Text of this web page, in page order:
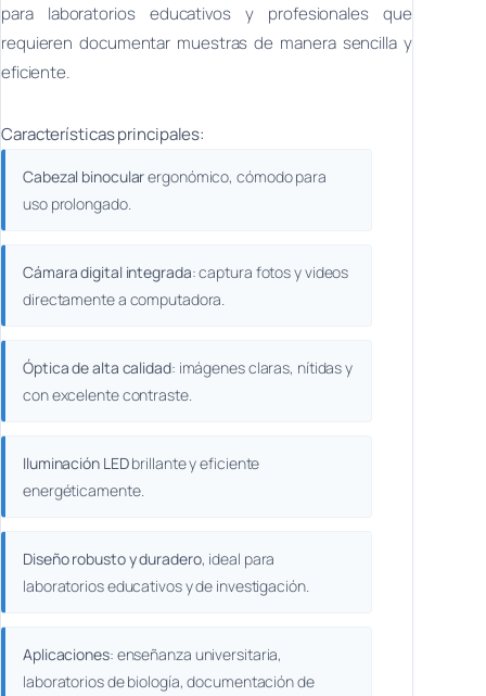
para laboratorios educativos y profesionales que
requieren documentar muestras de manera sencilla y
eficiente.
Características principales:
Cabezal binocularergonómico, cómodo para
uso prolongado.
Cámara digital integrada: captura fotos y videos
directamente a computadora.
Óptica de alta calidad: imágenes claras, nítidas y
con excelente contraste.
Iluminación LEDbrillante y eficiente
energéticamente.
Diseño robusto y duradero, ideal para
laboratorios educativos y de investigación.
Aplicaciones: enseñanza universitaria,
laboratorios de biología, documentación de